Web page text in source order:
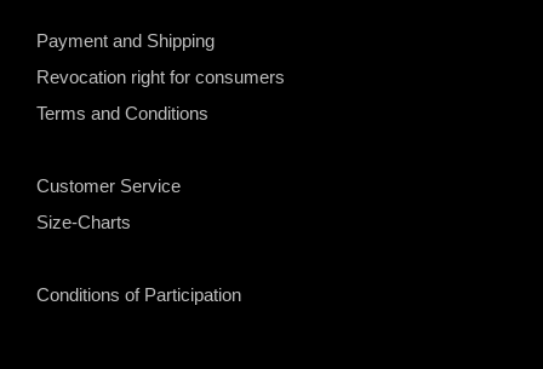
Payment and Shipping
Revocation right for consumers
Terms and Conditions
Customer Service
Size-Charts
Conditions of Participation